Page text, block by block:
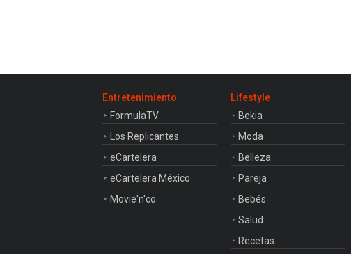
Entretenimiento
FormulaTV
Los Replicantes
eCartelera
eCartelera México
Movie'n'co
Lifestyle
Bekia
Moda
Belleza
Pareja
Bebés
Salud
Recetas